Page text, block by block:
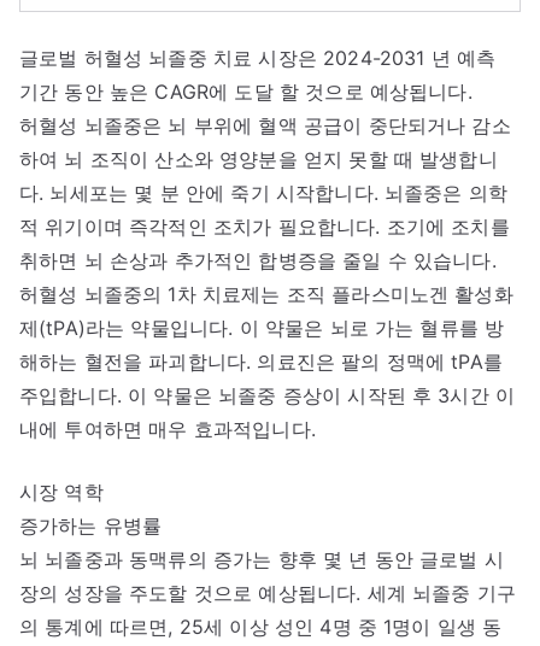
글로벌 허혈성 뇌졸중 치료 시장은 2024-2031 년 예측
기간 동안 높은 CAGR에 도달 할 것으로 예상됩니다.
허혈성 뇌졸중은 뇌 부위에 혈액 공급이 중단되거나 감소
하여 뇌 조직이 산소와 영양분을 얻지 못할 때 발생합니
다. 뇌세포는 몇 분 안에 죽기 시작합니다. 뇌졸중은 의학
적 위기이며 즉각적인 조치가 필요합니다. 조기에 조치를
취하면 뇌 손상과 추가적인 합병증을 줄일 수 있습니다.
허혈성 뇌졸중의 1차 치료제는 조직 플라스미노겐 활성화
제(tPA)라는 약물입니다. 이 약물은 뇌로 가는 혈류를 방
해하는 혈전을 파괴합니다. 의료진은 팔의 정맥에 tPA를
주입합니다. 이 약물은 뇌졸중 증상이 시작된 후 3시간 이
내에 투여하면 매우 효과적입니다.
시장 역학
증가하는 유병률
뇌 뇌졸중과 동맥류의 증가는 향후 몇 년 동안 글로벌 시
장의 성장을 주도할 것으로 예상됩니다. 세계 뇌졸중 기구
의 통계에 따르면, 25세 이상 성인 4명 중 1명이 일생 동